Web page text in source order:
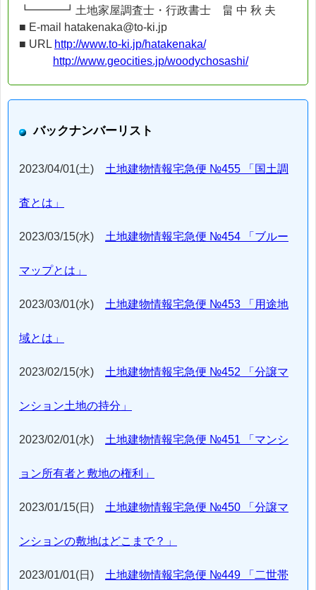
┗━━━┛土地家屋調査士・行政書士 畠 中 秋 夫
■ E-mail hatakenaka@to-ki.jp
■ URL http://www.to-ki.jp/hatakenaka/
http://www.geocities.jp/woodychosashi/
バックナンバーリスト
2023/04/01(土) 土地建物情報宅急便 №455 「国土調
査とは」
2023/03/15(水) 土地建物情報宅急便 №454 「ブルー
マップとは」
2023/03/01(水) 土地建物情報宅急便 №453 「用途地
域とは」
2023/02/15(水) 土地建物情報宅急便 №452 「分譲マ
ンション土地の持分」
2023/02/01(水) 土地建物情報宅急便 №451 「マンシ
ョン所有者と敷地の権利」
2023/01/15(日) 土地建物情報宅急便 №450 「分譲マ
ンションの敷地はどこまで？」
2023/01/01(日) 土地建物情報宅急便 №449 「二世帯